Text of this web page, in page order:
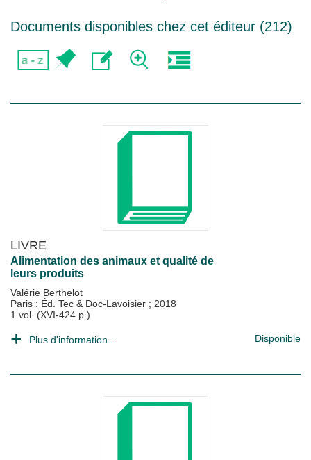
Documents disponibles chez cet éditeur (212)
LIVRE
Alimentation des animaux et qualité de
leurs produits
Valérie Berthelot
Paris : Éd. Tec & Doc-Lavoisier ; 2018
1 vol. (XVI-424 p.)
Plus d'information... Disponible